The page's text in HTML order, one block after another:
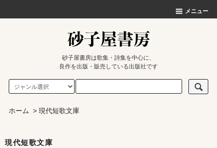
メニュー
砂子屋書房は歌集・詩集を中心に、
良作を出版・販売している出版社です
ホーム > 現代短歌文庫
現代短歌文庫